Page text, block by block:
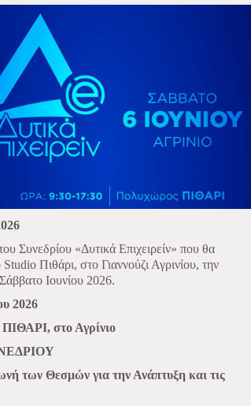
Συνεδρίου «Δυτικά Επιχειρείν» που θα
Πιθάρι, στο Γιαννούζι Αγρινίου, την
Ιουνίου 2026.
2026
στο Αγρίνιο
των Θεσμών για την Ανάπτυξη και τις